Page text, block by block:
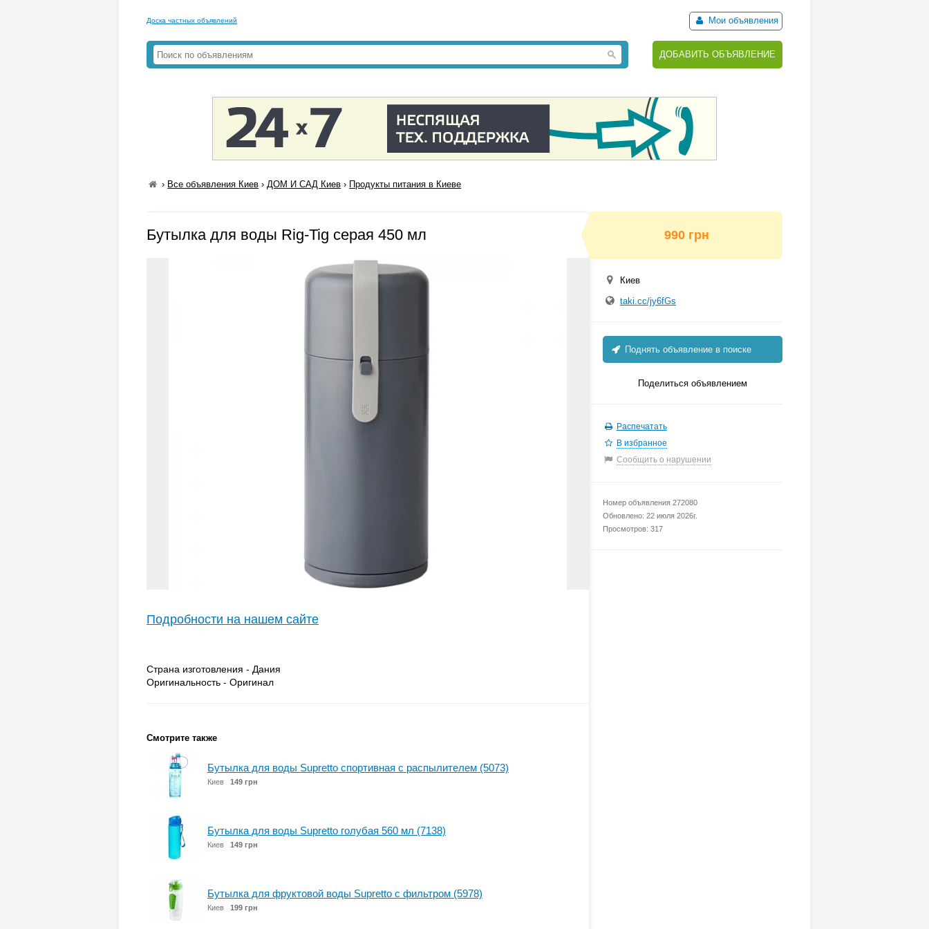
Доска частных объявлений Мои объявления
ДОБАВИТЬ ОБЪЯВЛЕНИЕ
› Все объявления Киев ›ДОМ И САД Киев › Продукты питания в Киеве
Бутылка для воды Rig-Tig серая 450 мл
Подробности на нашем сайте
Страна изготовления - Дания
Оригинальность - Оригинал
Смотрите также
Бутылка для воды Supretto спортивная с распылителем (5073)
Киев 149 грн
Бутылка для воды Supretto голубая 560 мл (7138)
Киев 149 грн
Бутылка для фруктовой воды Supretto с фильтром (5978)
Киев 199 грн
990 грн
Киев
taki.cc/jy6fGs
Поднять объявление в поиске
Поделиться объявлением
Распечатать
В избранное
Сообщить о нарушении
Номер объявления 272080
Обновлено: 22 июля 2026г.
Просмотров: 317